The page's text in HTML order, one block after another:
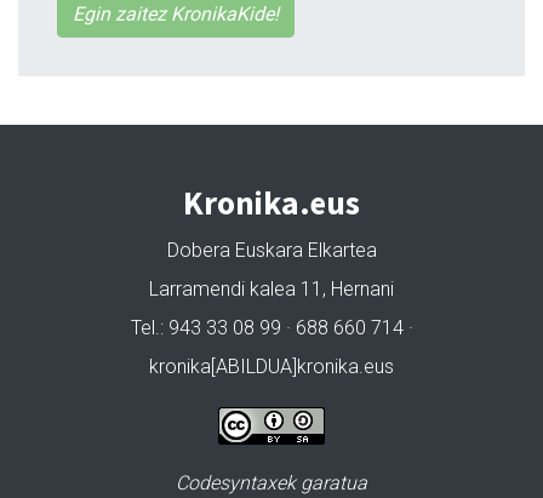
Egin zaitez KronikaKide!
Kronika.eus
Dobera Euskara Elkartea
Larramendi kalea 11, Hernani
Tel.: 943 33 08 99 · 688 660 714 ·
kronika[ABILDUA]kronika.eus
Codesyntaxek garatua